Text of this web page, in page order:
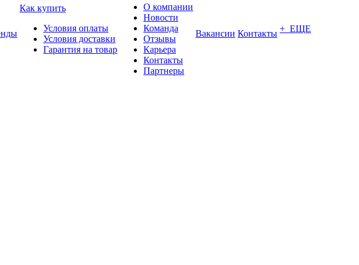
Как купить
Условия оплаты
Условия доставки
Гарантия на товар
О компании
Новости
Команда
Отзывы
Карьера
Контакты
Партнеры
Вакансии Контакты + ЕЩЕ